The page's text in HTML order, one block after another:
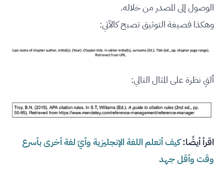
الوصول إلى المصدر من خلاله.
وهكذا فصيغة التوثيق تصبح كالآتي:
ألقِ نظرة على المثال التالي:
اقرأ أيضًا:كيف أتعلم اللغة الإنجليزية وأيّ لغة أخرى بأسرع
وقت وأقل جهد